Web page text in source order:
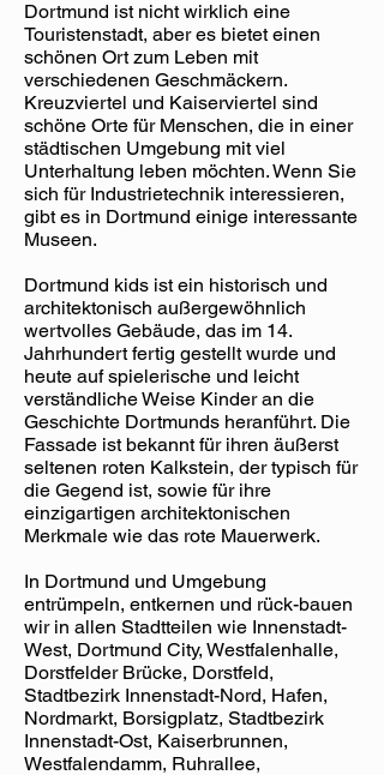
Dortmund ist nicht wirklich eine
Touristenstadt, aber es bietet einen
schönen Ort zum Leben mit
verschiedenen Geschmäckern.
Kreuzviertel und Kaiserviertel sind
schöne Orte für Menschen, die in einer
städtischen Umgebung mit viel
Unterhaltung leben möchten. Wenn Sie
sich für Industrietechnik interessieren,
gibt es in Dortmund einige interessante
Museen.
Dortmund kids ist ein historisch und
architektonisch außergewöhnlich
wertvolles Gebäude, das im 14.
Jahrhundert fertig gestellt wurde und
heute auf spielerische und leicht
verständliche Weise Kinder an die
Geschichte Dortmunds heranführt. Die
Fassade ist bekannt für ihren äußerst
seltenen roten Kalkstein, der typisch für
die Gegend ist, sowie für ihre
einzigartigen architektonischen
Merkmale wie das rote Mauerwerk.
In Dortmund und Umgebung
entrümpeln, entkernen und rück-bauen
wir in allen Stadtteilen wie Innenstadt-
West, Dortmund City, Westfalenhalle,
Dorstfelder Brücke, Dorstfeld,
Stadtbezirk Innenstadt-Nord, Hafen,
Nordmarkt, Borsigplatz, Stadtbezirk
Innenstadt-Ost, Kaiserbrunnen,
Westfalendamm, Ruhrallee,